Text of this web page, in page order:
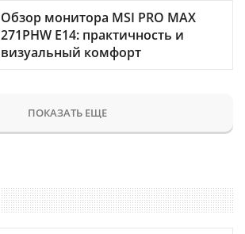
Обзор монитора MSI PRO MAX
271PHW E14: практичность и
визуальный комфорт
ПОКАЗАТЬ ЕЩЕ